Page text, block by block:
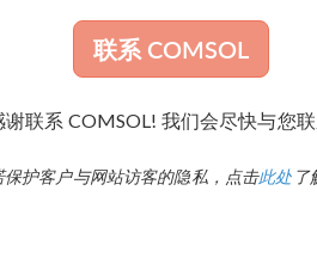
联系 COMSOL
谢联系 COMSOL! 我们会尽快与您联
保护客户与网站访客的隐私，点击此处 了